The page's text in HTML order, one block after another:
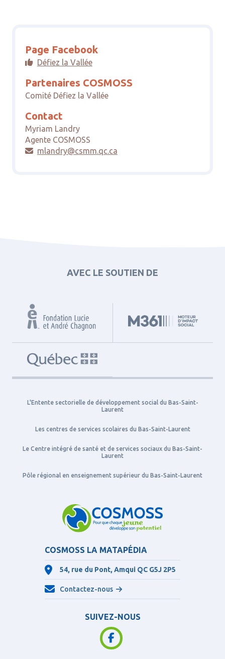
Page Facebook
 Défiez la Vallée
Partenaires COSMOSS
Comité Défiez la Vallée
Contact
Myriam Landry
Agente COSMOSS
 mlandry@csmm.qc.ca
AVEC LE SOUTIEN DE
L'Entente sectorielle de développement social du Bas-Saint-
Laurent
Les centres de services scolaires du Bas-Saint-Laurent
Le Centre intégré de santé et de services sociaux du Bas-Saint-
Laurent
Pôle régional en enseignement supérieur du Bas-Saint-Laurent
COSMOSS LA MATAPÉDIA
54, rue du Pont, Amqui QC G5J 2P5
Contactez-nous
SUIVEZ-NOUS